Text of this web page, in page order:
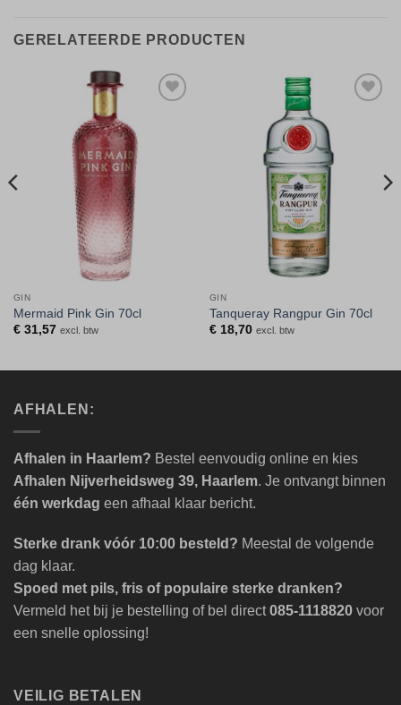
GERELATEERDE PRODUCTEN
verlanglijst
GIN
Mermaid Pink Gin 70cl
€31,57 excl. btw
verlanglijst
GIN
Tanqueray Rangpur Gin 70cl
€18,70 excl. btw
AFHALEN:
Afhalen in Haarlem? Bestel eenvoudig online en kies
Afhalen Nijverheidsweg 39, Haarlem. Je ontvangt binnen
één werkdag een afhaal klaar bericht.
Sterke drank vóór 10:00 besteld? Meestal de volgende
dag klaar.
Spoed met pils, fris of populaire sterke dranken?
Vermeld het bij je bestelling of bel direct085-1118820 voor
een snelle oplossing!
VEILIG BETALEN